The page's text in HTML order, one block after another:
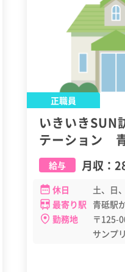
正職員
いきいきSUN
テーション
給与 月収：
休日
土、日
最寄り駅 青砥駅
勤務地
〒125-
サンプ